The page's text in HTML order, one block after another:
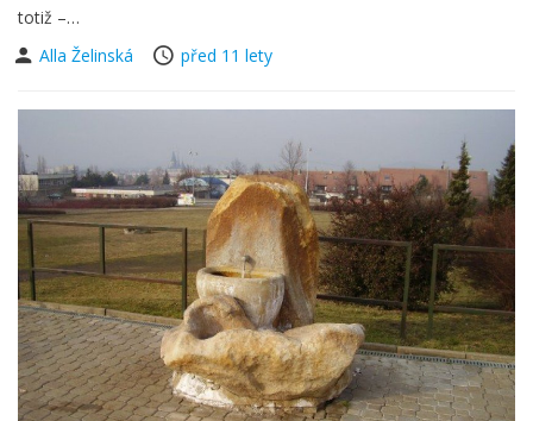
totiž –…
Alla Želinská
před 11 lety